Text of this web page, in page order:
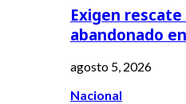
Exigen
abandonado
agosto 5, 2026
Nacional